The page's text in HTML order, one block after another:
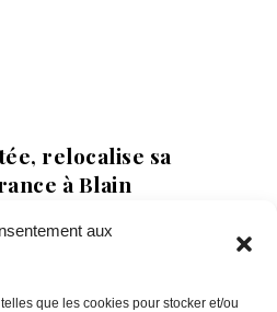
aux
que les cookies pour stocker et/ou
relocalise sa
à Blain